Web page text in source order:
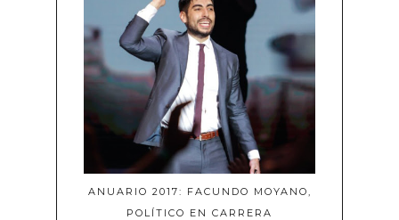
ANUARIO 2017: FACUNDO MOYANO,
POLÍTICO EN CARRERA